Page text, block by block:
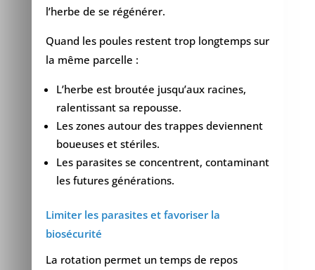
l’herbe de se régénérer.
Quand les poules restent trop longtemps sur
la même parcelle :
L’herbe est broutée jusqu’aux racines,
ralentissant sa repousse.
Les zones autour des trappes deviennent
boueuses et stériles.
Les parasites se concentrent, contaminant
les futures générations.
Limiter les parasites et favoriser la
biosécurité
La rotation permet un temps de repos